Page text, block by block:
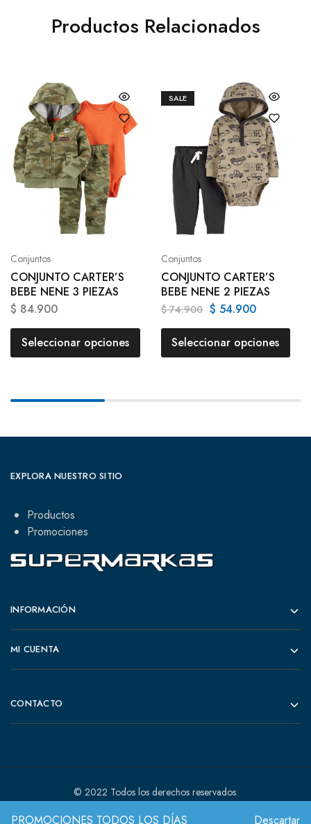
PROMOCIONES TODOS LOS DÍAS Descartar
Productos Relacionados
Conjuntos
CONJUNTO CARTER’S
BEBE NENE 3 PIEZAS
$ 84.900
Seleccionar opciones
SALE
Conjuntos
CONJUNTO CARTER’S
BEBE NENE 2 PIEZAS
$74.900 $ 54.900
Seleccionar opciones
EXPLORA NUESTRO SITIO
Productos
Promociones
INFORMACIÓN
MI CUENTA
CONTACTO
© 2022 Todos los derechos reservados.